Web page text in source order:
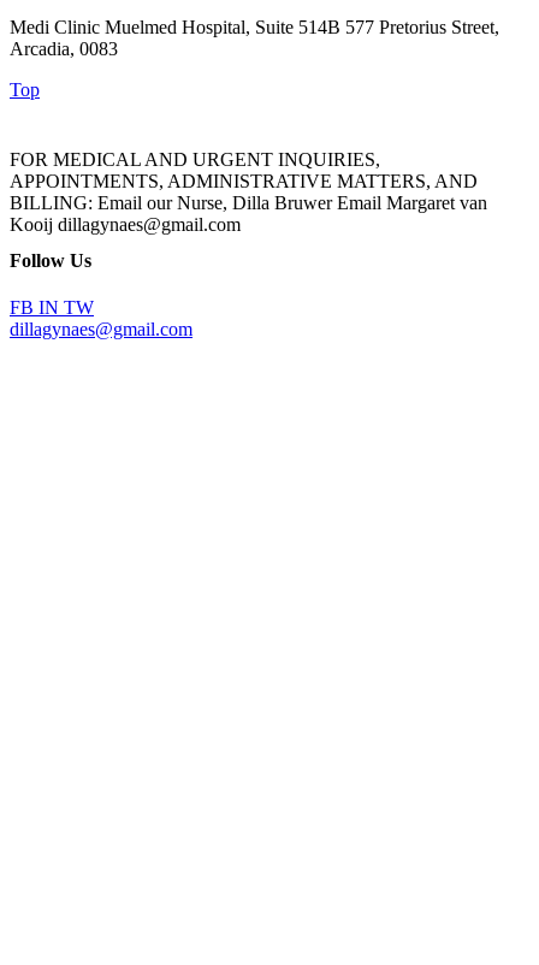
Medi Clinic Muelmed Hospital, Suite 514B 577 Pretorius Street,
Arcadia, 0083
Top
FOR MEDICAL AND URGENT INQUIRIES,
APPOINTMENTS, ADMINISTRATIVE MATTERS, AND
BILLING: Email our Nurse, Dilla Bruwer Email Margaret van
Kooij dillagynaes@gmail.com
Follow Us
FB IN TW
dillagynaes@gmail.com